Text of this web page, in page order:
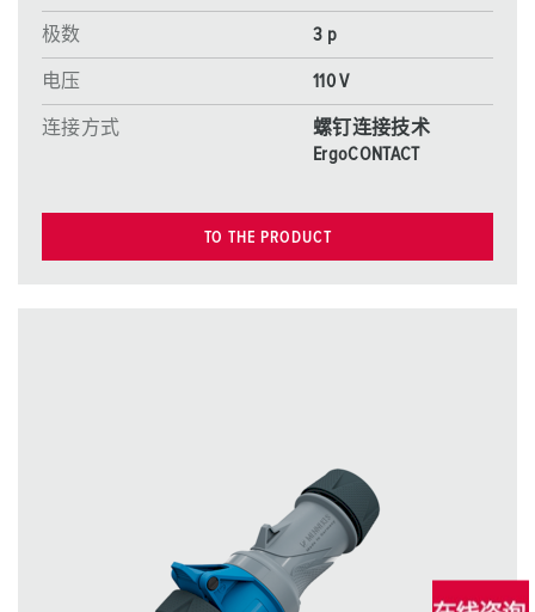
极数 3 p
电压 110 V
连接方式
螺钉连接技术
ErgoCONTACT
TO THE PRODUCT